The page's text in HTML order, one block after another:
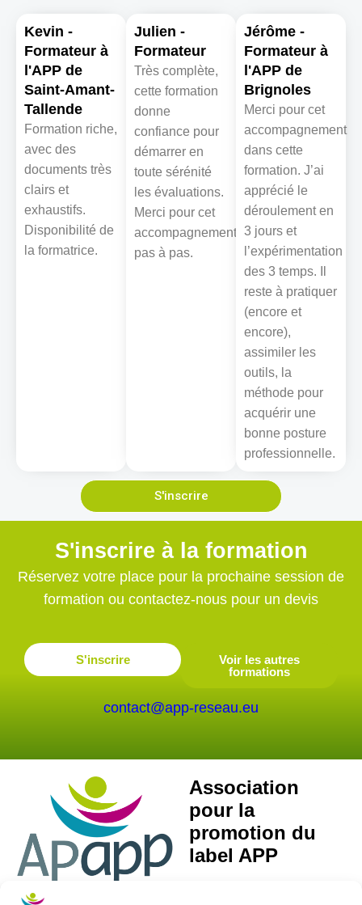
Kevin -
Formateur à
l'APP de
Saint-Amant-
Tallende
Formation riche,
avec des
documents très
clairs et
exhaustifs.
Disponibilité de
la formatrice.
Julien -
Formateur
Très complète,
cette formation
donne
confiance pour
démarrer en
toute sérénité
les évaluations.
Merci pour cet
accompagnement
pas à pas.
Jérôme -
Formateur à
l'APP de
Brignoles
Merci pour cet
accompagnement
dans cette
formation. J’ai
apprécié le
déroulement en
3 jours et
l’expérimentation
des 3 temps. Il
reste à pratiquer
(encore et
encore),
assimiler les
outils, la
méthode pour
acquérir une
bonne posture
professionnelle.
S'inscrire
S'inscrire à la formation
Réservez votre place pour la prochaine session de
formation ou contactez-nous pour un devis
S'inscrire
Voir les autres
formations
contact@app-reseau.eu
Association
pour la
promotion du
label APP